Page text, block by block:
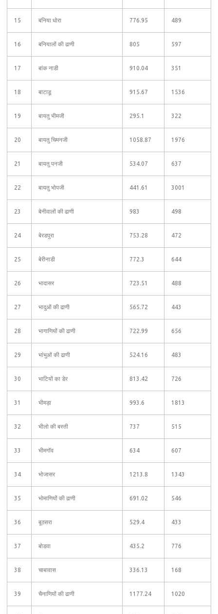
15 बनिया धोरा 776.95 489
16 बनियालों की ढाणी 805 597
17 बांक नाडी 910.04 351
18 बाटाडू 915.67 1536
19 बायतु भीमजी 295.1 322
20 बायतु चिमनजी 1058.87 1976
21 बायतु पनजी 534.07 637
22 बायतु भोपजी 441.61 3001
23 बेनीवालों की ढाणी 983 498
24 बेरडपुरा 753.28 472
25 बेरीनाडी 772.3 644
26 भादासर 723.51 488
27 भादुओं की ढाणी 565.72 443
28 भागाणियों की ढाणी 722.99 656
29 भांभुओं की ढाणी 524.16 483
30 भाटियों का डेर 813.42 726
31 भीमड़ा 993.6 1813
32 भीलो की बस्ती 737 515
33 भीमगॉव 634 607
34 भोजासर 1213.8 1343
35 भोमाणियों की ढाणी 691.02 546
36 बूठसरा 529.4 433
37 बोडवा 435.2 776
38 चाबावास 336.13 168
39 चैनाणियों की ढाणी 1177.24 1020